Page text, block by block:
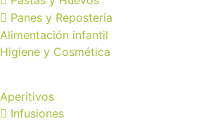
Panes y Repostería
Alimentación infantil
Higiene y Cosmética
Aperitivos
Infusiones